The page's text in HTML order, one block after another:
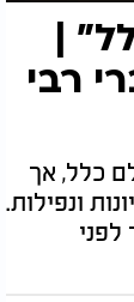
|
רבי
כלל, אך
ונפילות.